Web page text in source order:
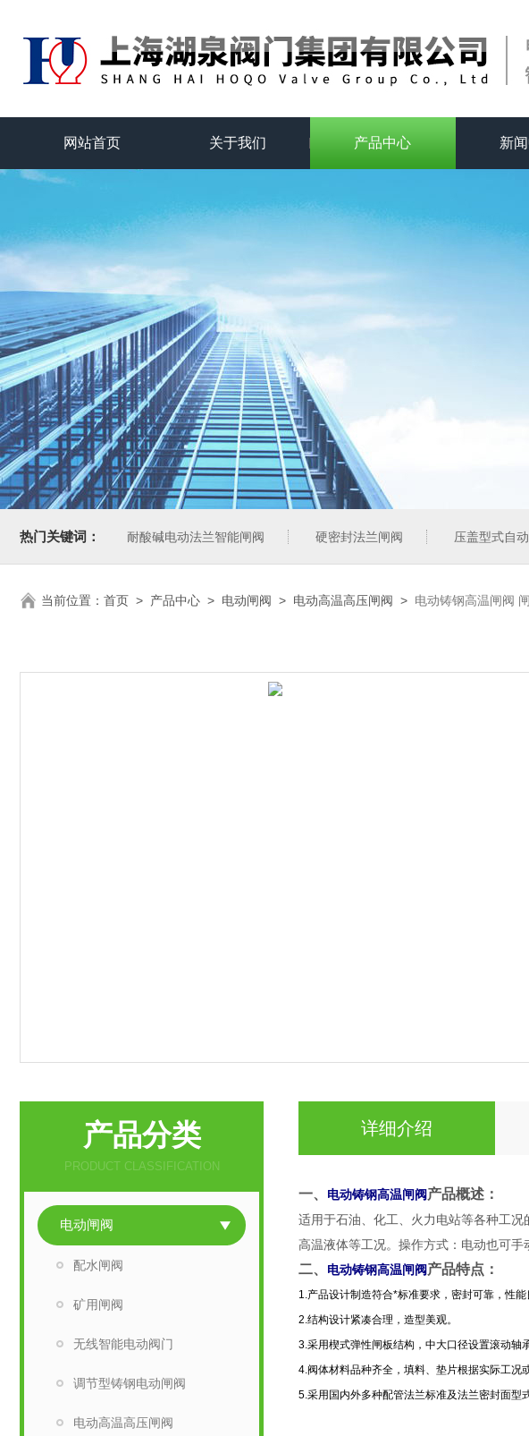
网站首页 关于我们 产品中心 新
热门关键词： 耐酸碱电动法兰智能闸阀 硬密封法兰闸阀 压盖型式自
当前位置： 首页 > 产品中心 > 电动闸阀 > 电动高温高压闸阀 > 电动铸钢高温闸阀
产品分类
PRODUCT CLASSIFICATION
电动闸阀
配水闸阀
矿用闸阀
无线智能电动阀门
调节型铸钢电动闸阀
电动高温高压闸阀
详细介绍
一、 电动铸钢高温闸阀产品概述：
适用于石油、化工、火力电站等各种工
高温液体等工况。操作方式：电动也可手
二、 电动铸钢高温闸阀​产品特点：
1.产品设计制造符合*标准要求，密封可靠，性能
2.结构设计紧凑合理，造型美观。
3.采用楔式弹性闸板结构，中大口径设置滚动轴
4.阀体材料品种齐全，填料、垫片根据实际工况
5.采用国内外多种配管法兰标准及法兰密封面型